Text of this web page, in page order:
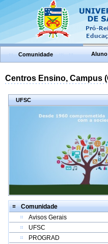
Comunidade Aluno
Centros Ensino, Campus
UFSC
Comunidade
Avisos Gerais
UFSC
PROGRAD